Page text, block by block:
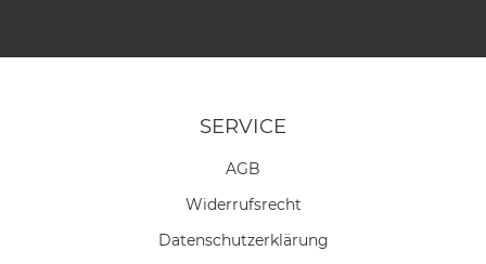
SERVICE
AGB
Widerrufs­recht
Daten­schutz­erklärung